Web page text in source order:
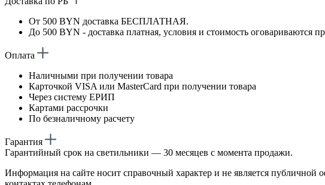
От 500 BYN доставка БЕСПЛАТНАЯ.
До 500 BYN - доставка платная, условия и стоимость оговариваются
Оплата
Наличными при получении товара
Карточкой VISA или MasterCard при получении товара
Через систему ЕРИП
Картами рассрочки
По безналичному расчету
Гарантия
Гарантийный срок на светильники — 30 месяцев с момента продажи.
Информация на сайте носит справочный характер и не является публичной